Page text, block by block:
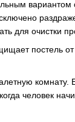
вариантом
для очистки
постель от
комнату.
человек